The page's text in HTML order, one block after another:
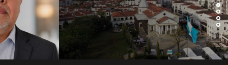
Axis Communications y
Guatemala crean una ciudad
inteligente